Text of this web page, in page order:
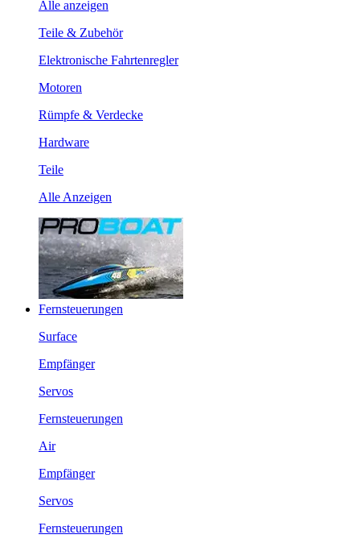
Alle anzeigen
Teile & Zubehör
Elektronische Fahrtenregler
Motoren
Rümpfe & Verdecke
Hardware
Teile
Alle Anzeigen
Fernsteuerungen
Surface
Empfänger
Servos
Fernsteuerungen
Air
Empfänger
Servos
Fernsteuerungen